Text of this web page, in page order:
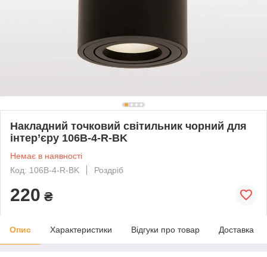
Накладний точковий світильник чорний для
інтер’єру 106B-4-R-BK
Немає в наявності
Код: 106B-4-R-BK
Роздріб
220 ₴
Опис Характеристики Відгуки про товар Доставка